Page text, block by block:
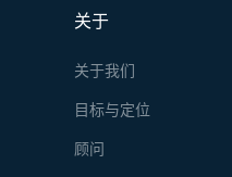
关于
关于我们
目标与定位
顾问